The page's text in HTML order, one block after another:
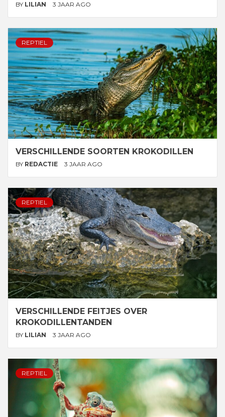
BY LILIAN 3 JAAR AGO
REPTIEL
VERSCHILLENDE SOORTEN KROKODILLEN
BY REDACTIE 3 JAAR AGO
REPTIEL
VERSCHILLENDE FEITJES OVER
KROKODILLENTANDEN
BY LILIAN 3 JAAR AGO
REPTIEL